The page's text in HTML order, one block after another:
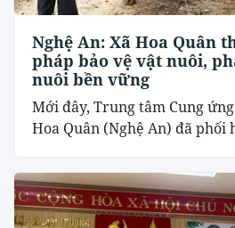
Nghệ An: Xã Hoa Quân
pháp bảo vệ vật nuôi,
nuôi bền vững
Mới đây, Trung tâm Cung
Hoa Quân (Nghệ An) đã phối